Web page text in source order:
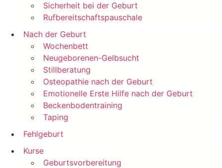
Sicherheit bei der Geburt
Rufbereitschaftspauschale
Nach der Geburt
Wochenbett
Neugeborenen-Gelbsucht
Stillberatung
Osteopathie nach der Geburt
Emotionelle Erste Hilfe nach der Geburt
Beckenbodentraining
Taping
Fehlgeburt
Kurse
Geburtsvorbereitung